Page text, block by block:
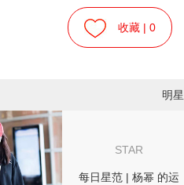
收藏 | 0
明星
STAR
每日星范 | 杨幂 的运